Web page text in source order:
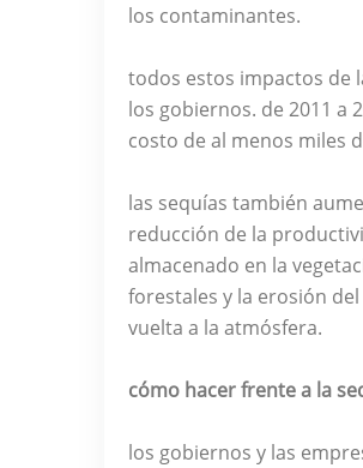
los contaminantes.
todos estos impactos de
los gobiernos. de 2011 a
costo de al menos miles
las sequías también
reducción de la
almacenado en la
forestales y la erosión
vuelta a la atmósfera.
cómo hacer frente a la
los gobiernos y las